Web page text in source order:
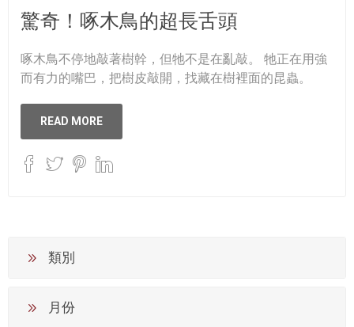
驚奇！啄木鳥的超長舌頭
啄木鳥不停地敲著樹幹，但牠不是在亂敲。 牠正在用強
而有力的嘴巴，把樹皮敲開，找藏在樹裡面的昆蟲。
READ MORE
類別
月份